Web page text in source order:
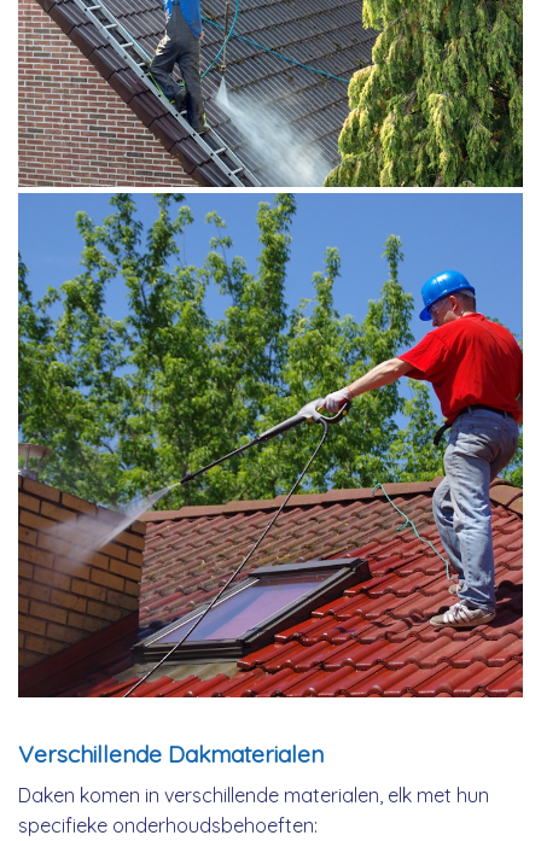
Verschillende Dakmaterialen
Daken komen in verschillende materialen, elk met hun
specifieke onderhoudsbehoeften: